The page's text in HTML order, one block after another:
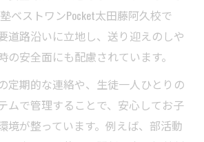
ベストワンPocket太田藤阿久校で
道路沿いに立地し、送り迎えのしや
の安全面にも配慮されています。
定期的な連絡や、生徒一人ひとりの
ムで管理することで、安心してお子
境が整っています。例えば、部活動